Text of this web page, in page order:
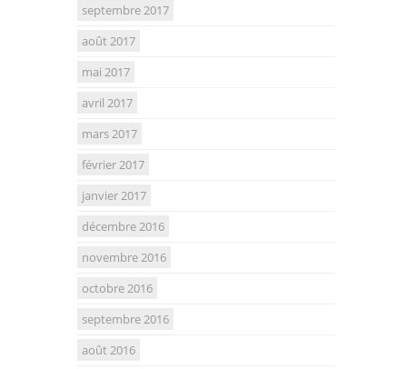
septembre 2017
août 2017
mai 2017
avril 2017
mars 2017
février 2017
janvier 2017
décembre 2016
novembre 2016
octobre 2016
septembre 2016
août 2016